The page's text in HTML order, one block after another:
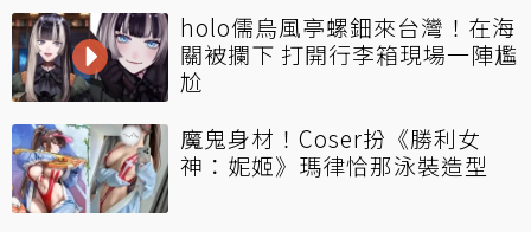
holo儒烏風亭螺鈿來台灣！在海
關被攔下 打開行李箱現場一陣尷
尬
魔鬼身材！Coser扮《勝利女
神：妮姬》瑪律恰那泳裝造型